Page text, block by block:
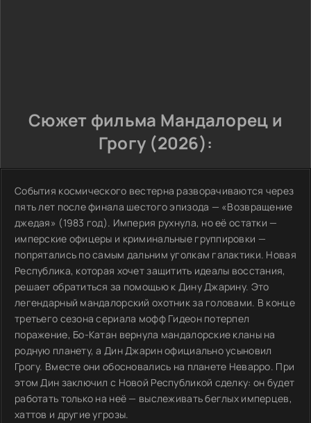
Сюжет фильма Мандалорец и
Грогу (2026):
События космического вестерна разворачиваются через
пять лет после финала шестого эпизода — «Возвращение
джедая» (1983 год). Империя рухнула, но её остатки —
имперские офицеры и криминальные группировки —
попрятались по самым дальним уголкам галактики. Новая
Республика, которая хочет защитить идеалы восстания,
решает обратиться за помощью к Дину Джарину. Это
легендарный мандалорский охотник за головами. В конце
третьего сезона сериала мофф Гидеон потерпел
поражение, Бо-Катан вернула мандалорские кланы на
родную планету, а Дин Джарин официально усыновил
Грогу. Вместе они обосновались на планете Неварро. При
этом Дин заключил с Новой Республикой сделку: он будет
работать только на неё — выслеживать беглых имперцев,
хаттов и другие угрозы.